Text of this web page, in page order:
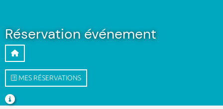
Réservation événement
MES RÉSERVATIONS